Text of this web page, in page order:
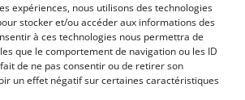
expériences, nous utilisons des technologies
stocker et/ou accéder aux informations des
à ces technologies nous permettra de
que le comportement de navigation ou les ID
de ne pas consentir ou de retirer son
un effet négatif sur certaines caractéristiques
de 8h15 à 12h
de 8h15 à 12h
8h15 à 12h
de 8h15 à 12h - 16h à 18h00